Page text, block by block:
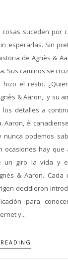
cosas suceden por
esperarlas. Sin
de Agnès &
Sus caminos se
hizo el resto.
& Aaron, y su
los detalles a
Aaron, él
nunca podemos
ocasiones hay que
un giro la vida y
& Aaron. Cada
decidieron
para
y...